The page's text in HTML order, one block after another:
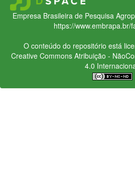
Empresa Brasileira de Pesquisa
https://www.embrapa.br/
O conteúdo do repositório está
Creative CommonsAtribuição -
4.0